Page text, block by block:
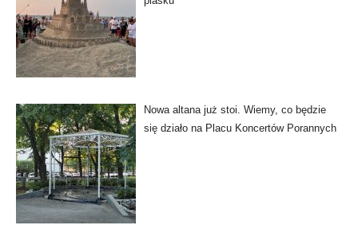
Nowa altana już stoi. Wiemy, co będzie
się działo na Placu Koncertów Porannych